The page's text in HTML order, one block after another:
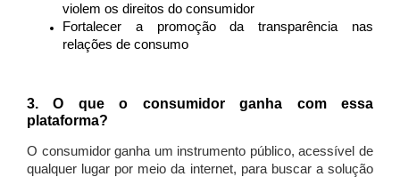
violem os direitos do consumidor
Fortalecer a promoção da transparência nas
relações de consumo
3. O que o consumidor ganha com essa
plataforma?
O consumidor ganha um instrumento público, acessível de
qualquer lugar por meio da internet, para buscar a solução